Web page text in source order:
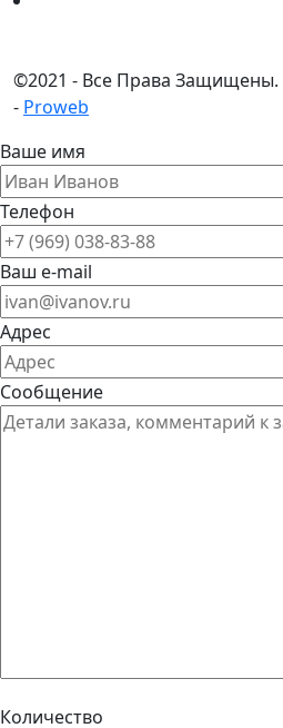
©2021 - Все Права Защищены.
- Proweb
Ваше имя
Телефон
Ваш e-mail
Адрес
Сообщение
Количество